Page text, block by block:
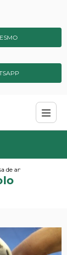
de analise de solo